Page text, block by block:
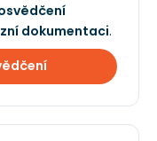
dokumentaci.